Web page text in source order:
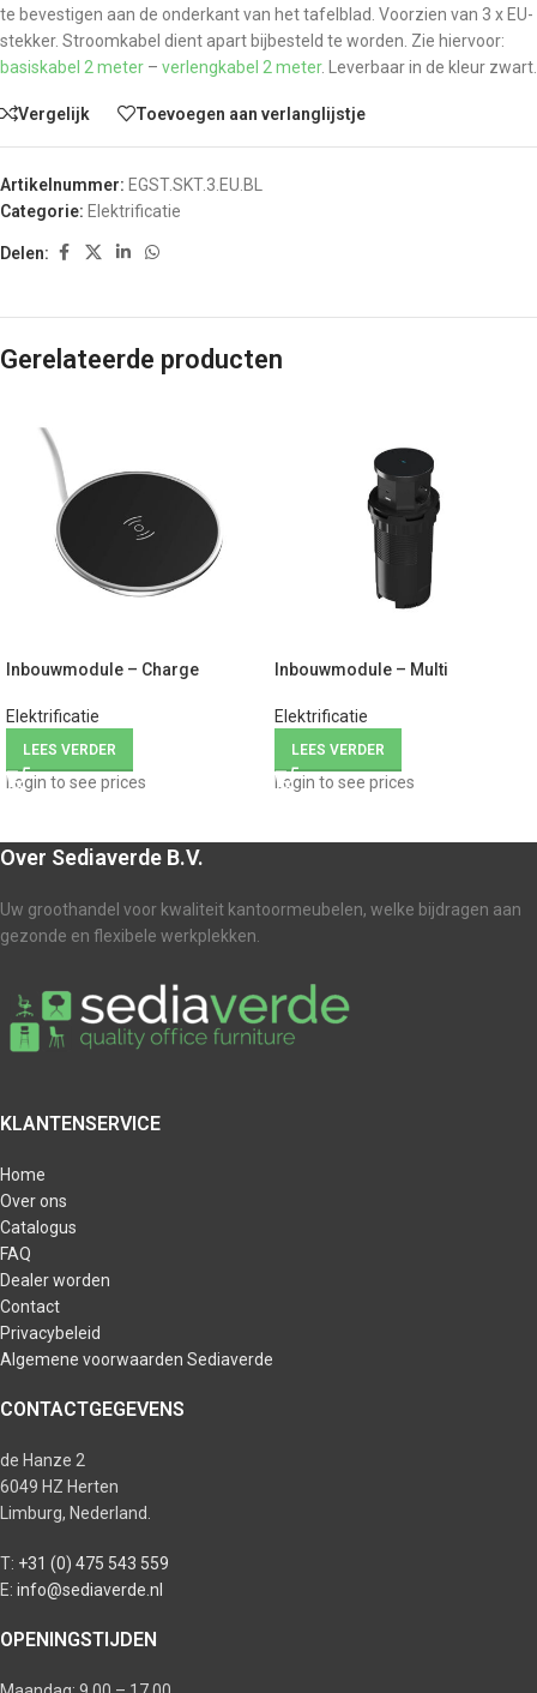
te bevestigen aan de onderkant van het tafelblad. Voorzien van 3 x EU-
stekker. Stroomkabel dient apart bijbesteld te worden. Zie hiervoor:
basiskabel 2 meter – verlengkabel 2 meter. Leverbaar in de kleur zwart.
Vergelijk Toevoegen aan verlanglijstje
Artikelnummer: EGST.SKT.3.EU.BL
Categorie: Elektrificatie
Delen:
Gerelateerde producten
Inbouwmodule – Charge
Elektrificatie
LEES VERDER
Login to see prices
Inbouwmodule – Multi
Elektrificatie
LEES VERDER
Login to see prices
Over Sediaverde B.V.
Uw groothandel voor kwaliteit kantoormeubelen, welke bijdragen aan
gezonde en flexibele werkplekken.
KLANTENSERVICE
Home
Over ons
Catalogus
FAQ
Dealer worden
Contact
Privacybeleid
Algemene voorwaarden Sediaverde
CONTACTGEGEVENS
de Hanze 2
6049 HZ Herten
Limburg, Nederland.
T: +31 (0) 475 543 559
E: info@sediaverde.nl
OPENINGSTIJDEN